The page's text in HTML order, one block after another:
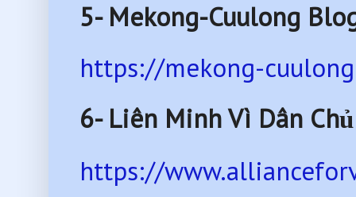
5- Mekong-Cuulong
https://mekong-
6- Liên Minh Vì Dân
https://